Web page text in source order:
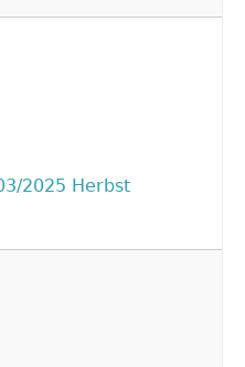
2025 Herbst